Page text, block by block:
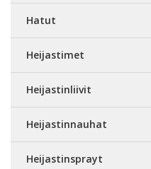
Hatut
Heijastimet
Heijastinliivit
Heijastinnauhat
Heijastinsprayt